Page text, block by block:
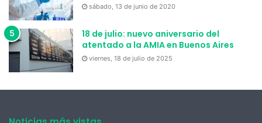
sábado, 13 de junio de 2020
18 de julio: nuevo aniversario del
atentado a la AMIA en Buenos Aires
viernes, 18 de julio de 2025